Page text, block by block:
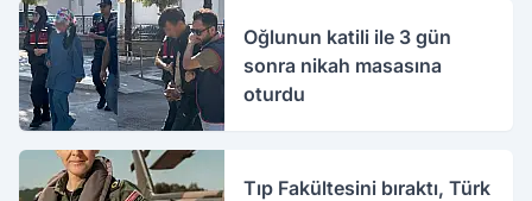
Oğlunun katili ile 3 gün
sonra nikah masasına
oturdu
Tıp Fakültesini bıraktı, Türk